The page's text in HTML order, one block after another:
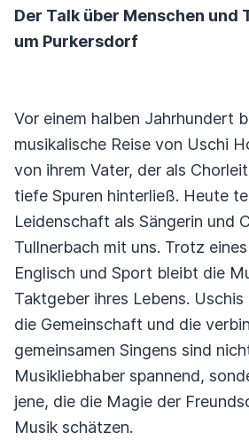
Der Talk über Menschen und
um Purkersdorf
Vor einem halben Jahrhundert
musikalische Reise von Uschi
von ihrem Vater, der als
tiefe Spuren hinterließ. Heute
Leidenschaft als Sängerin und
Tullnerbach mit uns. Trotz
Englisch und Sport bleibt die
Taktgeber ihres Lebens.
die Gemeinschaft und die
gemeinsamen Singens sind
Musikliebhaber spannend,
jene, die die Magie der
Musik schätzen.